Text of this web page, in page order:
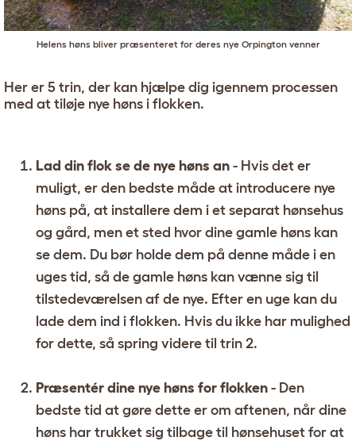
Helens høns bliver præsenteret for deres nye Orpington venner
Her er 5 trin, der kan hjælpe dig igennem processen
med at tiløje nye høns i flokken.
Lad din flok se de nye høns an - Hvis det er
muligt, er den bedste måde at introducere nye
høns på, at installere dem i et separat hønsehus
og gård, men et sted hvor dine gamle høns kan
se dem. Du bør holde dem på denne måde i en
uges tid, så de gamle høns kan vænne sig til
tilstedeværelsen af de nye. Efter en uge kan du
lade dem ind i flokken. Hvis du ikke har mulighed
for dette, så spring videre til trin 2.
Præsentér dine nye høns for flokken - Den
bedste tid at gøre dette er om aftenen, når dine
høns har trukket sig tilbage til hønsehuset for at